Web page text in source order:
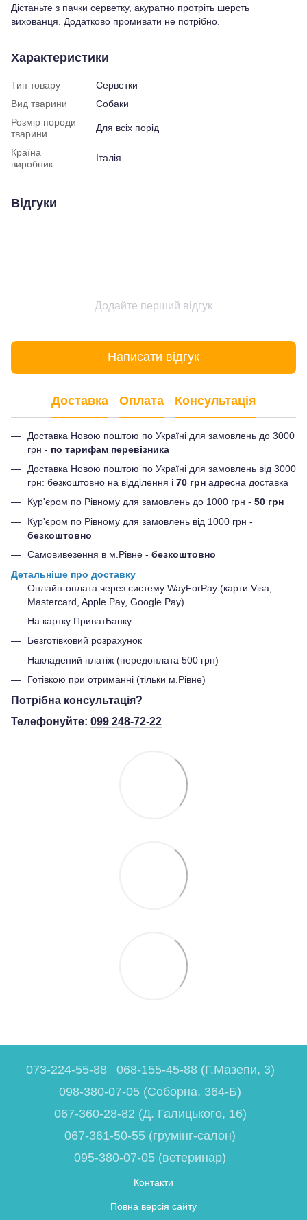
Дістаньте з пачки серветку, акуратно протріть шерсть
вихованця. Додатково промивати не потрібно.
Характеристики
Тип товару
Серветки
Вид тварини
Собаки
Розмір породи
тварини
Для всіх порід
Країна
виробник
Італія
Відгуки
Додайте перший відгук
Написати відгук
Доставка Оплата Консультація
Доставка Новою поштою по Україні для замовлень до 3000
грн - по тарифам перевізника
Доставка Новою поштою по Україні для замовлень від 3000
грн: безкоштовно на відділення і 70 грн адресна доставка
Кур'єром по Рівному для замовлень до 1000 грн - 50 грн
Кур'єром по Рівному для замовлень від 1000 грн -
безкоштовно
Самовивезення в м.Рівне - безкоштовно
Детальніше про доставку
Онлайн-оплата через систему WayForPay (карти Visa,
Mastercard, Apple Pay, Google Pay)
На картку ПриватБанку
Безготівковий розрахунок
Накладений платіж (передоплата 500 грн)
Готівкою при отриманні (тільки м.Рівне)
Потрібна консультація?
Телефонуйте: 099 248-72-22
073-224-55-88
068-155-45-88 (Г.Мазепи, 3)
098-380-07-05 (Соборна, 364-Б)
067-360-28-82 (Д. Галицького, 16)
067-361-50-55 (грумінг-салон)
095-380-07-05 (ветеринар)
Контакти
Повна версія сайту